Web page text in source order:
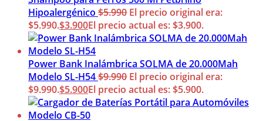
Hipoalergénico $5.990 El precio original era:
$5.990.$3.900El precio actual es: $3.900.
Power Bank Inalámbrica SOLMA de 20.000Mah
Modelo SL-H54$9.990 El precio original era:
$9.990.$5.900El precio actual es: $5.900.